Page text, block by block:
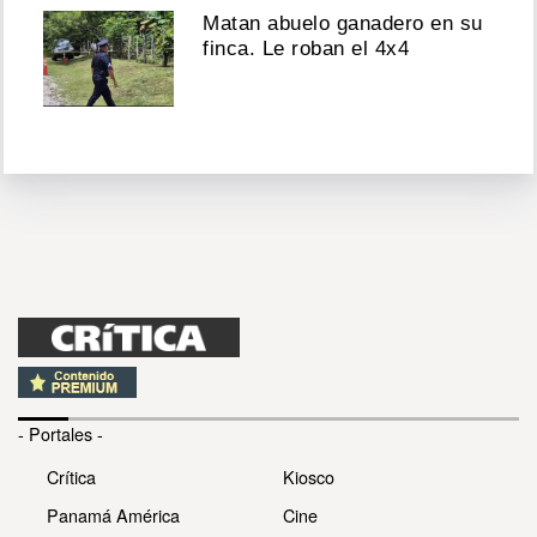
Matan abuelo ganadero en su
finca. Le roban el 4x4
- Portales -
Crítica
Panamá América
Kiosco
Cine